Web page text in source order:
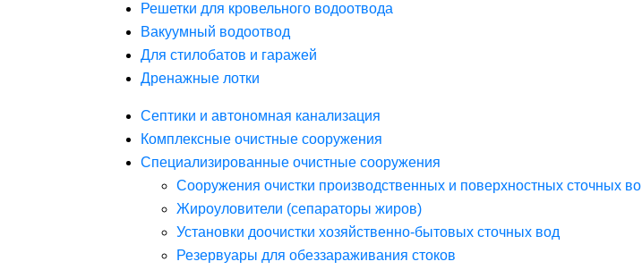
Решетки для кровельного водоотвода
Вакуумный водоотвод
Для стилобатов и гаражей
Дренажные лотки
Септики и автономная канализация
Комплексные очистные сооружения
Специализированные очистные сооружения
Сооружения очистки производственных и поверхностных сточных во
Жироуловители (сепараторы жиров)
Установки доочистки хозяйственно-бытовых сточных вод
Резервуары для обеззараживания стоков